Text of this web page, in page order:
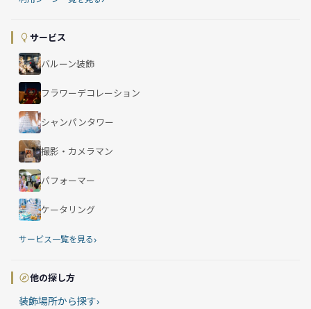
サービス
バルーン装飾
フラワーデコレーション
シャンパンタワー
撮影・カメラマン
パフォーマー
ケータリング
サービス一覧を見る›
他の探し方
装飾場所から探す›